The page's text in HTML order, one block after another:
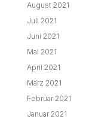
August 2021
Juli 2021
Juni 2021
Mai 2021
April 2021
März 2021
Februar 2021
Januar 2021